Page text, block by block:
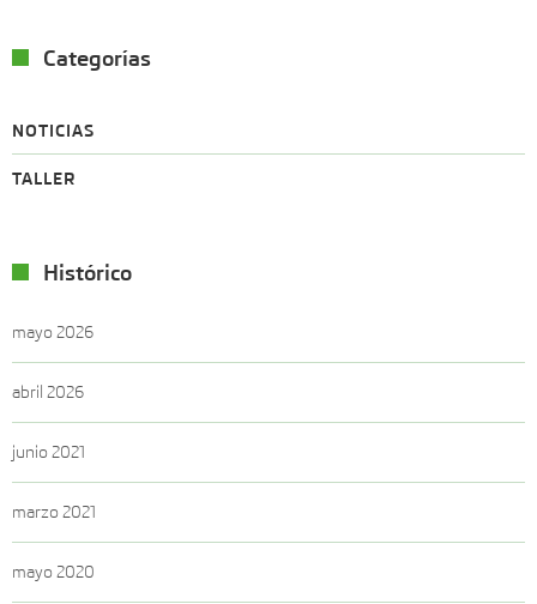
Categorías
NOTICIAS
TALLER
Histórico
mayo 2026
abril 2026
junio 2021
marzo 2021
mayo 2020